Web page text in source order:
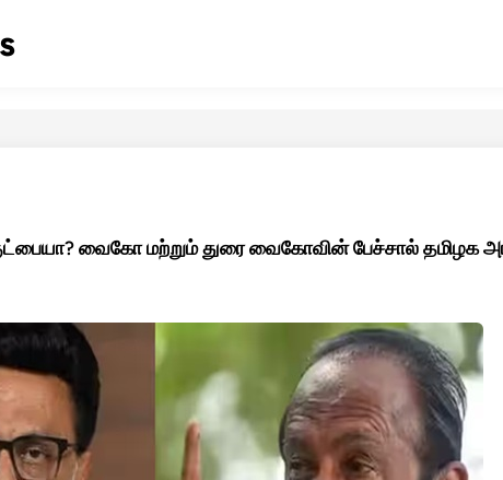
வைகோ மற்றும் துரை வைகோவின் பேச்சால் தமிழக